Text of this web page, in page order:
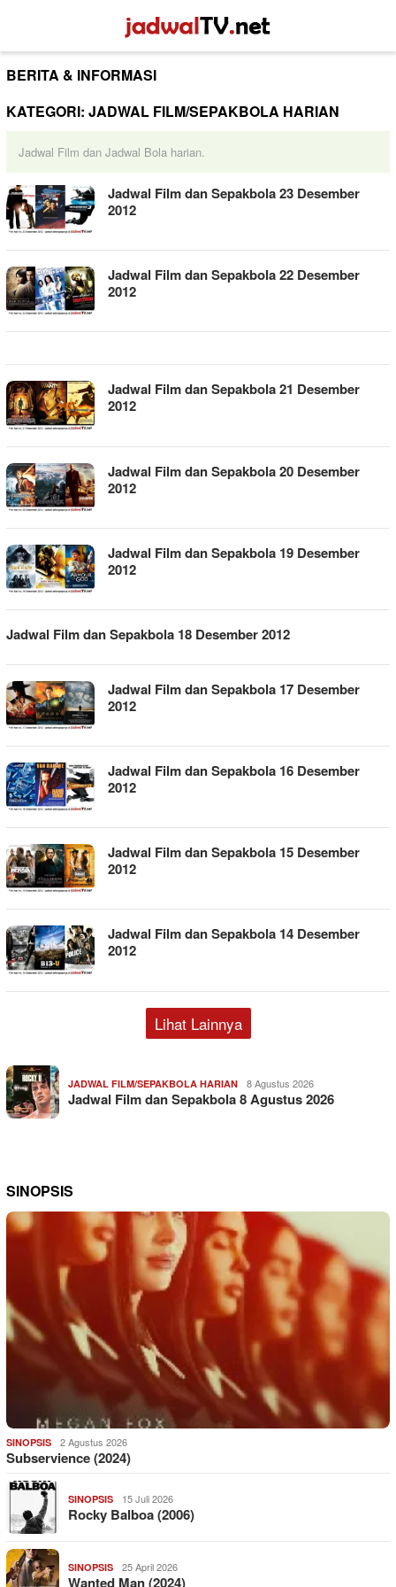
konten
Mobile
BERITA & INFORMASI
KATEGORI: JADWAL FILM/SEPAKBOLA HARIAN
Jadwal Film dan Jadwal Bola harian.
Jadwal Film dan Sepakbola 23 Desember
2012
Jadwal Film dan Sepakbola 22 Desember
2012
Jadwal Film dan Sepakbola 21 Desember
2012
Jadwal Film dan Sepakbola 20 Desember
2012
Jadwal Film dan Sepakbola 19 Desember
2012
Jadwal Film dan Sepakbola 18 Desember 2012
Jadwal Film dan Sepakbola 17 Desember
2012
Jadwal Film dan Sepakbola 16 Desember
2012
Jadwal Film dan Sepakbola 15 Desember
2012
Jadwal Film dan Sepakbola 14 Desember
2012
Lihat Lainnya
JADWAL FILM/SEPAKBOLA HARIAN 8 Agustus 2026
Jadwal Film dan Sepakbola 8 Agustus 2026
SINOPSIS
SINOPSIS 2 Agustus 2026
Subservience (2024)
SINOPSIS 15 Juli 2026
Rocky Balboa (2006)
SINOPSIS 25 April 2026
Wanted Man (2024)